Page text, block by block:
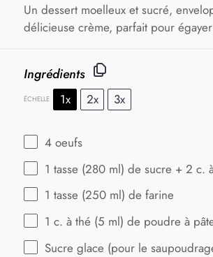
Un dessert moelleux et sucré,
délicieuse crème, parfait pour
Ingrédients
ÉCHELLE 1x 2x 3x
4 oeufs
1 tasse (280 ml) de sucre + 2 c.
1 tasse (250 ml) de farine
1 c. à thé (5 ml) de poudre à
Sucre glace (pour le